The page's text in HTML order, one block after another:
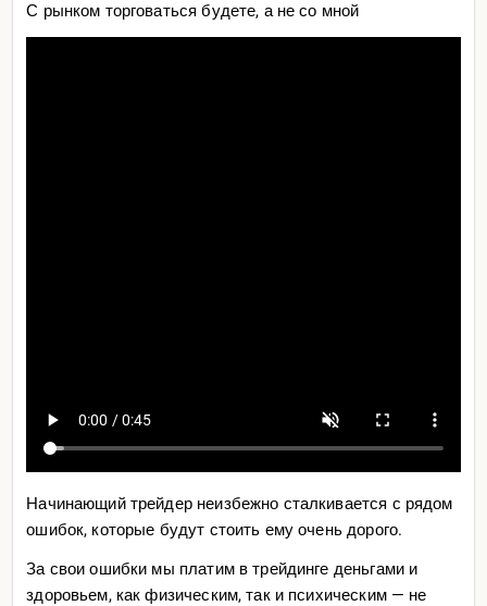
С рынком торговаться будете, а не со мной
Начинающий трейдер неизбежно сталкивается с рядом
ошибок, которые будут стоить ему очень дорого.
За свои ошибки мы платим в трейдинге деньгами и
здоровьем, как физическим, так и психическим — не